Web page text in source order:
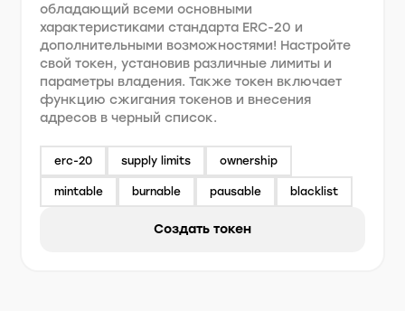
обладающий всеми основными
характеристиками стандарта ERC-20 и
дополнительными возможностями! Настройте
свой токен, установив различные лимиты и
параметры владения. Также токен включает
функцию сжигания токенов и внесения
адресов в черный список.
erc-20 supply limits ownership
mintable burnable pausable blacklist
Создать токен